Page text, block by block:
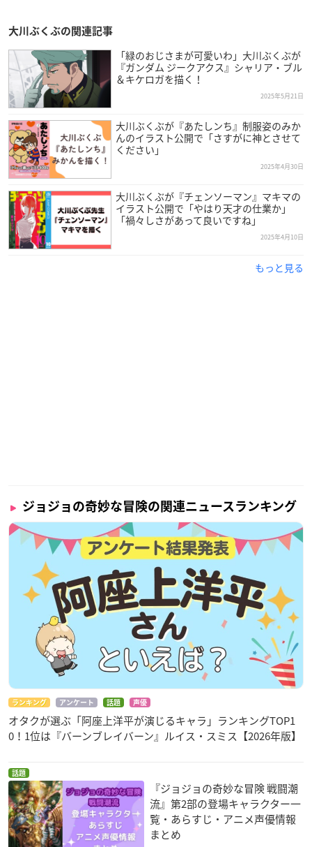
大川ぶくぶの関連記事
「緑のおじさまが可愛いわ」大川ぶくぶが
『ガンダム ジークアクス』シャリア・ブル
＆キケロガを描く！
2025年5月21日
大川ぶくぶが『あたしンち』制服姿のみか
んのイラスト公開で「さすがに神とさせて
ください」
2025年4月30日
大川ぶくぶが『チェンソーマン』マキマの
イラスト公開で「やはり天才の仕業か」
「禍々しさがあって良いですね」
2025年4月10日
もっと見る
ジョジョの奇妙な冒険の関連ニュースランキング
ランキング アンケート 話題 声優
オタクが選ぶ「阿座上洋平が演じるキャラ」ランキングTOP1
0！1位は『バーンブレイバーン』ルイス・スミス【2026年版】
話題
『ジョジョの奇妙な冒険 戦闘潮
流』第2部の登場キャラクター一
覧・あらすじ・アニメ声優情報
まとめ